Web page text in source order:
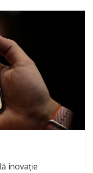
inovație